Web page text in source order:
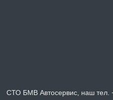
СТО БМВ Автосервис, наш тел.